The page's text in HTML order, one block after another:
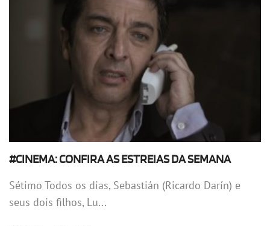
#CINEMA: CONFIRA AS ESTREIAS DA SEMANA
Sétimo Todos os dias, Sebastián (Ricardo Darín) e
seus dois filhos, Lu...